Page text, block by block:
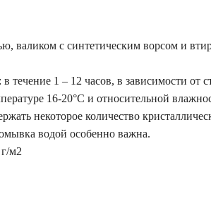
валиком с синтетическим ворсом и
течение 1 – 12 часов, в зависимости
16-20°С и относительной
некоторое количество
водой особенно важна.
м2